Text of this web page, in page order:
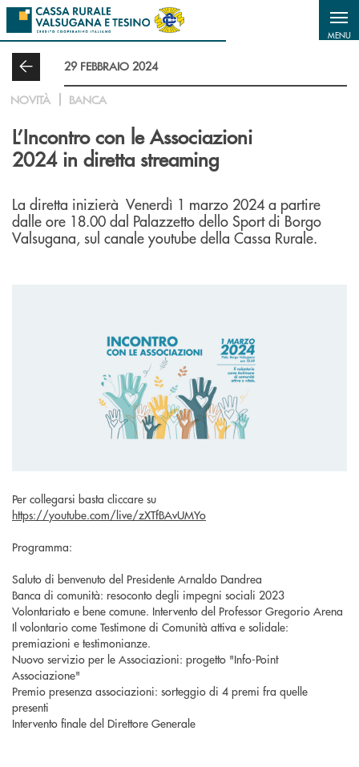
Salta al contenuto principale
MENU
29 FEBBRAIO 2024
NOVITÀ BANCA
L’Incontro con le Associazioni
2024 in diretta streaming
La diretta inizierà Venerdì 1 marzo 2024 a partire
dalle ore 18.00 dal Palazzetto dello Sport di Borgo
Valsugana, sul canale youtube della Cassa Rurale.
Per collegarsi basta cliccare su
https://youtube.com/live/zXTfBAvUMYo
Programma:
Saluto di benvenuto del Presidente Arnaldo Dandrea
Banca di comunità: resoconto degli impegni sociali 2023
Volontariato e bene comune. Intervento del Professor Gregorio Arena
Il volontario come Testimone di Comunità attiva e solidale:
premiazioni e testimonianze.
Nuovo servizio per le Associazioni: progetto "Info-Point
Associazione"
Premio presenza associazioni: sorteggio di 4 premi fra quelle
presenti
Intervento finale del Direttore Generale